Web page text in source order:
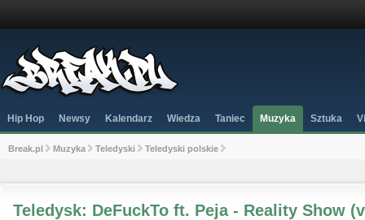
Hip Hop Newsy Kalendarz Wiedza Taniec Muzyka Sztuka
Break.pl Muzyka Teledyski Teledyski polskie
Teledysk: DeFuckTo ft. Peja - Reality Show